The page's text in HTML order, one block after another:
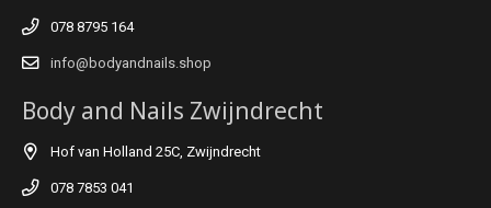
078 8795 164
info@bodyandnails.shop
Body and Nails Zwijndrecht
Hof van Holland 25C, Zwijndrecht
078 7853 041